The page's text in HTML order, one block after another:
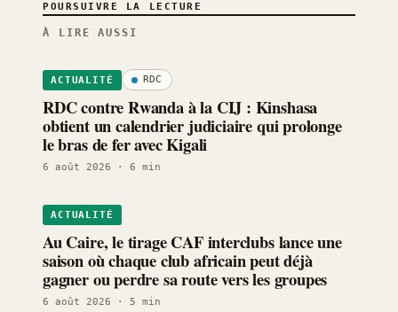
POURSUIVRE LA LECTURE
À LIRE AUSSI
ACTUALITÉ RDC
RDC contre Rwanda à la CIJ : Kinshasa
obtient un calendrier judiciaire qui prolonge
le bras de fer avec Kigali
6 août 2026 · 6 min
ACTUALITÉ
Au Caire, le tirage CAF interclubs lance une
saison où chaque club africain peut déjà
gagner ou perdre sa route vers les groupes
6 août 2026 · 5 min